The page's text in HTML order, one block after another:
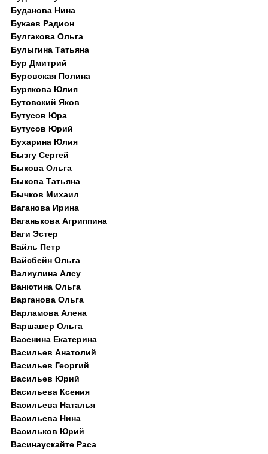
Буданова Нина
Букаев Радион
Булгакова Ольга
Булыгина Татьяна
Бур Дмитрий
Буровская Полина
Бурякова Юлия
Бутовский Яков
Бутусов Юра
Бутусов Юрий
Бухарина Юлия
Бызгу Сергей
Быкова Ольга
Быкова Татьяна
Бычков Михаил
Ваганова Ирина
Ваганькова Агриппина
Ваги Эстер
Вайль Петр
Вайсбейн Ольга
Валиулина Алсу
Ванютина Ольга
Варганова Ольга
Варламова Алена
Варшавер Ольга
Васенина Екатерина
Васильев Анатолий
Васильев Георгий
Васильев Юрий
Васильева Ксения
Васильева Наталья
Васильева Нина
Васильков Юрий
Васинаускайте Раса